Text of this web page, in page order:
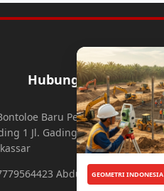
GEOMETRI INDONESIA
Hubungi Kami
Baru Perumahan Mutiara
1 Jl. Gading 3 No.25 Daya,
Abdul Aziz